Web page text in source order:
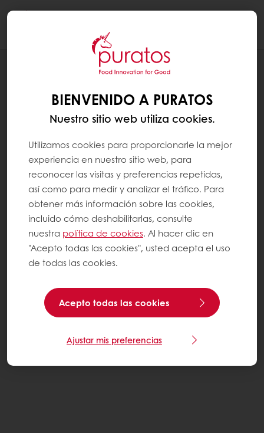
BIENVENIDO A PURATOS
Nuestro sitio web utiliza cookies.
Utilizamos cookies para proporcionarle la mejor
experiencia en nuestro sitio web, para
reconocer las visitas y preferencias repetidas,
así como para medir y analizar el tráfico. Para
obtener más información sobre las cookies,
incluido cómo deshabilitarlas, consulte
nuestra política de cookies. Al hacer clic en
"Acepto todas las cookies", usted acepta el uso
de todas las cookies.
Acepto todas las cookies
Ajustar mis preferencias